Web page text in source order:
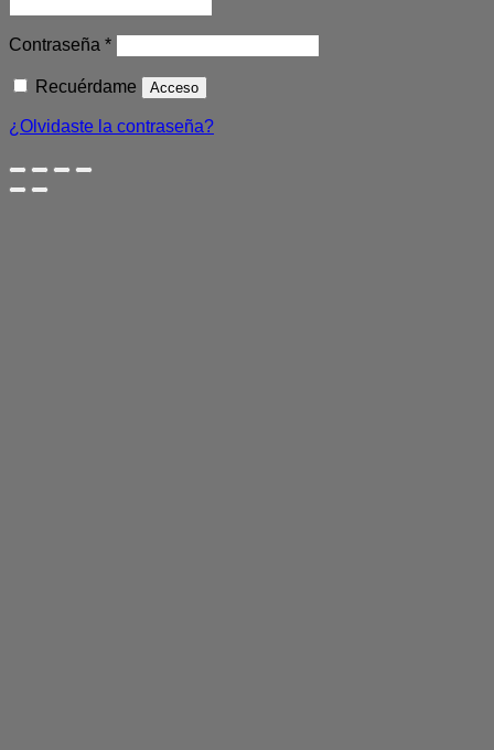
Contraseña *Obligatorio
Recuérdame Acceso
¿Olvidaste la contraseña?